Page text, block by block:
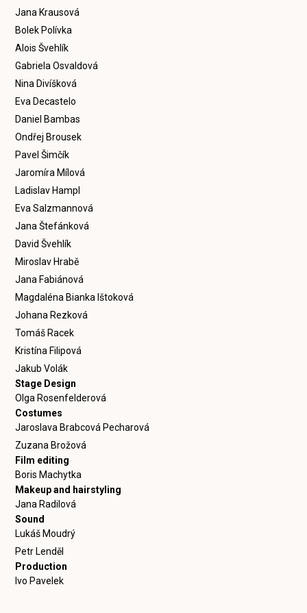
Jana Krausová
Bolek Polívka
Alois Švehlík
Gabriela Osvaldová
Nina Divíšková
Eva Decastelo
Daniel Bambas
Ondřej Brousek
Pavel Šimčík
Jaromíra Mílová
Ladislav Hampl
Eva Salzmannová
Jana Štefánková
David Švehlík
Miroslav Hrabě
Jana Fabiánová
Magdaléna Bianka Ištoková
Johana Rezková
Tomáš Racek
Kristína Filipová
Jakub Volák
Stage Design
Olga Rosenfelderová
Costumes
Jaroslava Brabcová Pecharová
Zuzana Brožová
Film editing
Boris Machytka
Makeup and hairstyling
Jana Radilová
Sound
Lukáš Moudrý
Petr Lenděl
Production
Ivo Pavelek